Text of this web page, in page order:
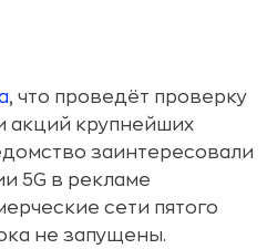
, что проведёт проверку
акций крупнейших
заинтересовали
5G в рекламе
сети пятого
не запущены.